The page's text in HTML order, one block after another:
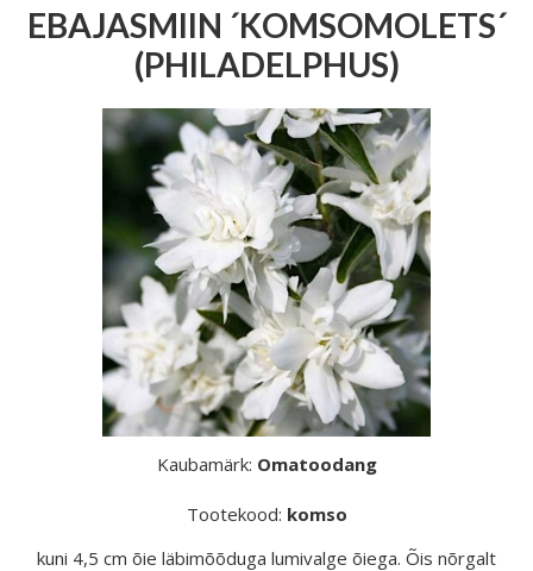
EBAJASMIIN ´KOMSOMOLETS´
(PHILADELPHUS)
Kaubamärk: Omatoodang
Tootekood: komso
kuni 4,5 cm õie läbimõõduga lumivalge õiega. Õis nõrgalt